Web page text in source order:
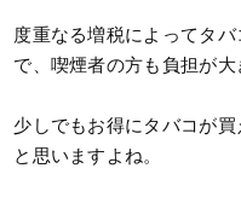
度重なる増税によってタ
で、喫煙者の方も負担が大
少しでもお得にタバコが
と思いますよね。